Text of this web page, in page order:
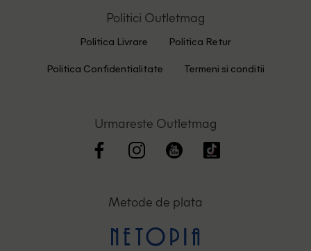
Politici Outletmag
Politica Livrare Politica Retur
Politica Confidentialitate Termeni si conditii
Urmareste Outletmag
Metode de plata